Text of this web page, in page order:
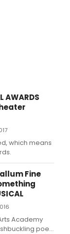
AWARDS
which means
Fine
Academy
poet